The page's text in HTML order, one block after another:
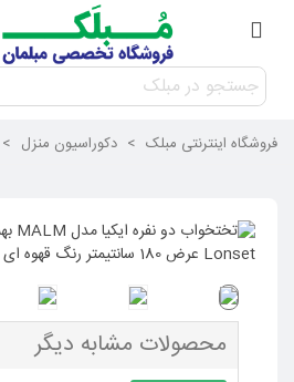
فروشگاه اینترنتی مبلک > دکوراسیون منزل >
محصولات مشابه دیگر